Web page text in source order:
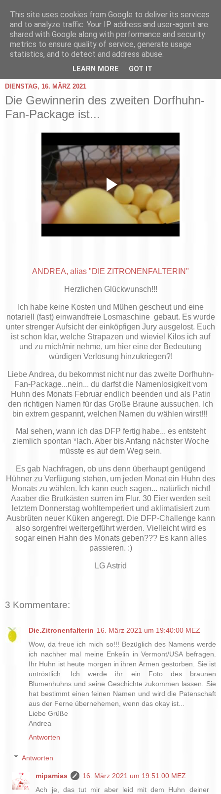
DIENSTAG, 16. MÄRZ 2021
Die Gewinnerin des zweiten Dorfhuhn-
Fan-Package ist...
ANDREA, alias "DIE ZITRONENFALTERIN"
Herzlichen Glückwunsch!!!
Ich habe keine Kosten und Mühen gescheut und eine
notariell (fast) einwandfreie Losmaschine gebaut. Es wurde
unter strenger Aufsicht der einköpfigen Jury ausgelost. Euch
ist schon klar, welche Strapazen und wieviel Kilos ich auf
und zu mich/mir nehme, um hier eine der Bedeutung
würdigen Verlosung hinzukriegen?!
Liebe Andrea, du bekommst nicht nur das zweite Dorfhuhn-
Fan-Package...nein... du darfst die Namenlosigkeit vom
Huhn des Monats Februar endlich beenden und als Patin
den richtigen Namen für das Große Braune aussuchen. Ich
bin extrem gespannt, welchen Namen du wählen wirst!!!
Mal sehen, wann ich das DFP fertig habe... es entsteht
ziemlich spontan *lach. Aber bis Anfang nächster Woche
müsste es auf dem Weg sein.
Es gab Nachfragen, ob uns denn überhaupt genügend
Hühner zu Verfügung stehen, um jeden Monat ein Huhn des
Monats zu wählen. Ich kann euch sagen... natürlich nicht!
Aaaber die Brutkästen surren im Flur. 30 Eier werden seit
letztem Donnerstag wohltemperiert und aklimatisiert zum
Ausbrüten neuer Küken angeregt. Die DFP-Challenge kann
also sorgenfrei weitergeführt werden. Vielleicht wird es
sogar einen Hahn des Monats geben??? Es kann alles
passieren. :)
LG Astrid
3 Kommentare:
Die.Zitronenfalterin 16. März 2021 um 19:40:00 MEZ
Wow, da freue ich mich so!!! Bezüglich des Namens werde
ich nachher mal meine Enkelin in Vermont/USA befragen.
Ihr Huhn ist heute morgen in ihren Armen gestorben. Sie ist
untröstlich. Ich werde ihr ein Foto des braunen
Blumenhuhns und seine Geschichte zukommen lassen. Sie
hat bestimmt einen feinen Namen und wird die Patenschaft
aus der Ferne übernehemen, wenn das okay ist...
Liebe Grüße
Andrea
Antworten
Antworten
mipamias
16. März 2021 um 19:51:00 MEZ
Ach je, das tut mir aber leid mit dem Huhn deiner
This site uses cookies from Google to deliver its services
and to analyze traffic. Your IP address and user-agent are
shared with Google along with performance and security
metrics to ensure quality of service, generate usage
statistics, and to detect and address abuse.
LEARN MORE GOT IT